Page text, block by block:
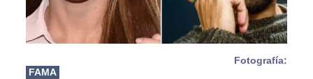
Fotografía:
FAMA